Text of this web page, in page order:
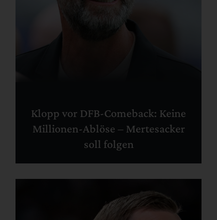
Klopp vor DFB-Comeback: Keine
Millionen-Ablöse – Mertesacker
soll folgen